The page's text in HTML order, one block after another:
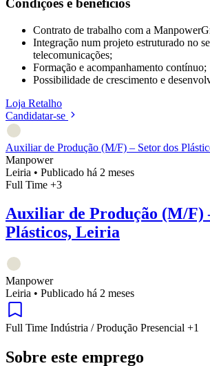
Condições e benefícios
Contrato de trabalho com a
Integração num projeto estruturado no
telecomunicações;
Formação e acompanhamento contínuo;
Possibilidade de crescimento e
Loja Retalho
Candidatar-se
Auxiliar de Produção (M/F) – Setor dos
Manpower
Leiria • Publicado há 2 meses
Full Time +3
Auxiliar de Produção (M/F)
Plásticos, Leiria
Manpower
Leiria • Publicado há 2 meses
Full Time Indústria / Produção Presencial +1
Sobre este emprego